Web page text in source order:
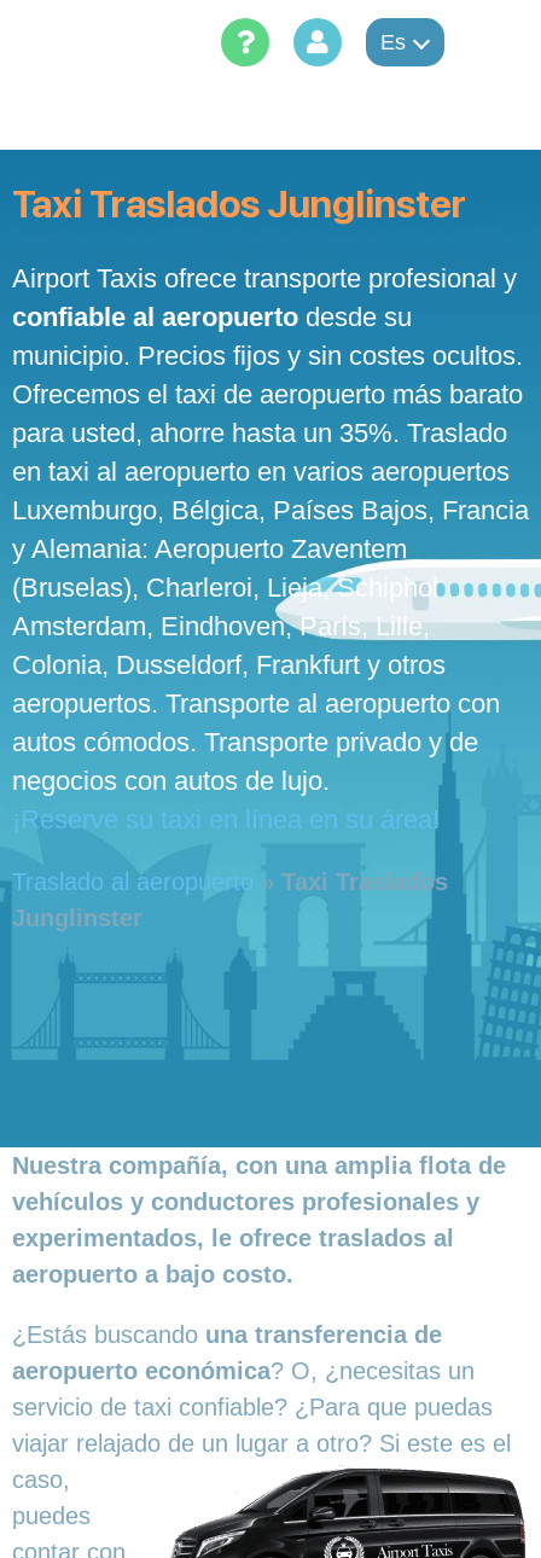
Es
Taxi Traslados Junglinster
Airport Taxis ofrece transporte profesional y
confiable al aeropuerto desde su
municipio. Precios fijos y sin costes ocultos.
Ofrecemos el taxi de aeropuerto más barato
para usted, ahorre hasta un 35%. Traslado
en taxi al aeropuerto en varios aeropuertos
Luxemburgo, Bélgica, Países Bajos, Francia
y Alemania: Aeropuerto Zaventem
(Bruselas), Charleroi, Lieja, Schiphol
Amsterdam, Eindhoven, París, Lille,
Colonia, Dusseldorf, Frankfurt y otros
aeropuertos. Transporte al aeropuerto con
autos cómodos. Transporte privado y de
negocios con autos de lujo.
¡Reserve su taxi en línea en su área!
Traslado al aeropuerto » Taxi Traslados
Junglinster
Nuestra compañía, con una amplia flota de
vehículos y conductores profesionales y
experimentados, le ofrece traslados al
aeropuerto a bajo costo.
¿Estás buscando una transferencia de
aeropuerto económica? O, ¿necesitas un
servicio de taxi confiable? ¿Para que puedas
viajar relajado de un lugar a otro? Si este es el
caso,
puedes
contar con